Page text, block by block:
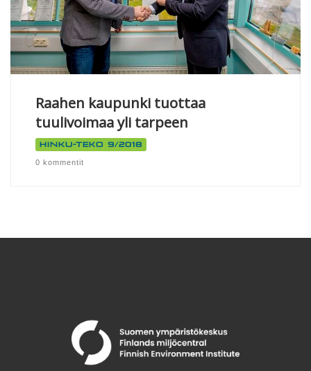
Raahen kaupunki tuottaa
tuulivoimaa yli tarpeen
Hinku-teko 9/2018
0 kommentit